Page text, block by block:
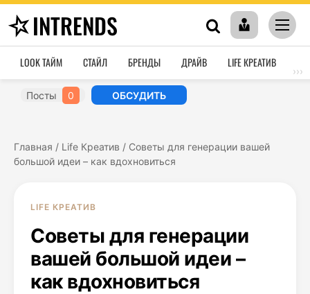
INTRENDS
LOOK ТАЙМ СТАЙЛ БРЕНДЫ ДРАЙВ LIFE КРЕАТИВ
›››
Посты 0 ОБСУДИТЬ
Главная / Life Креатив / Советы для генерации вашей
большой идеи – как вдохновиться
LIFE КРЕАТИВ
Советы для генерации
вашей большой идеи –
как вдохновиться